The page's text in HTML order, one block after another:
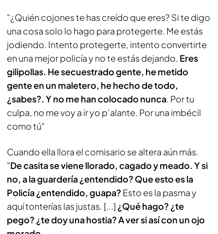
"¿Quién cojones te has creído que eres? Si te digo
una cosa solo lo hago para protegerte. Me estás
jodiendo. Intento protegerte, intento convertirte
en una mejor policía y no te estás dejando. Eres
gilipollas. He secuestrado gente, he metido
gente en un maletero, he hecho de todo,
¿sabes?. Y no me han colocado nunca. Por tu
culpa, no me voy a ir yo p’alante. Por una imbécil
como tú"
Cuando ella llora el comisario se altera aún más.
"De casita se viene llorado, cagado y meado. Y si
no, a la guardería ¿entendido? Que esto es la
Policía ¿entendido, guapa? Esto es la pasma y
aquí tonterías las justas. [...] ¿Qué hago? ¿te
pego? ¿te doy una hostia? A ver si así con un ojo